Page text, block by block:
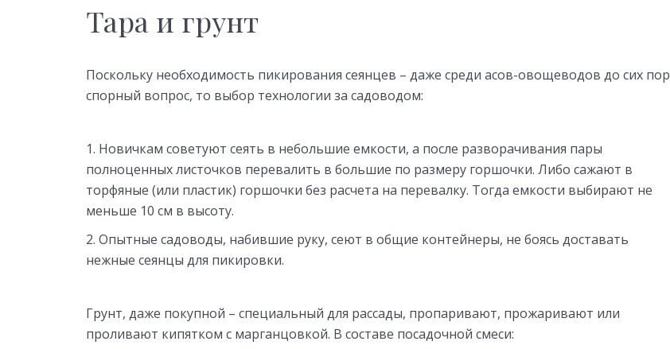
Тара и грунт
Поскольку необходимость пикирования сеянцев – даже среди асов-овощеводов до сих пор
спорный вопрос, то выбор технологии за садоводом:
Новичкам советуют сеять в небольшие емкости, а после разворачивания пары
полноценных листочков перевалить в большие по размеру горшочки. Либо сажают в
торфяные (или пластик) горшочки без расчета на перевалку. Тогда емкости выбирают не
меньше 10 см в высоту.
Опытные садоводы, набившие руку, сеют в общие контейнеры, не боясь доставать
нежные сеянцы для пикировки.
Грунт, даже покупной – специальный для рассады, пропаривают, прожаривают или
проливают кипятком с марганцовкой. В составе посадочной смеси: